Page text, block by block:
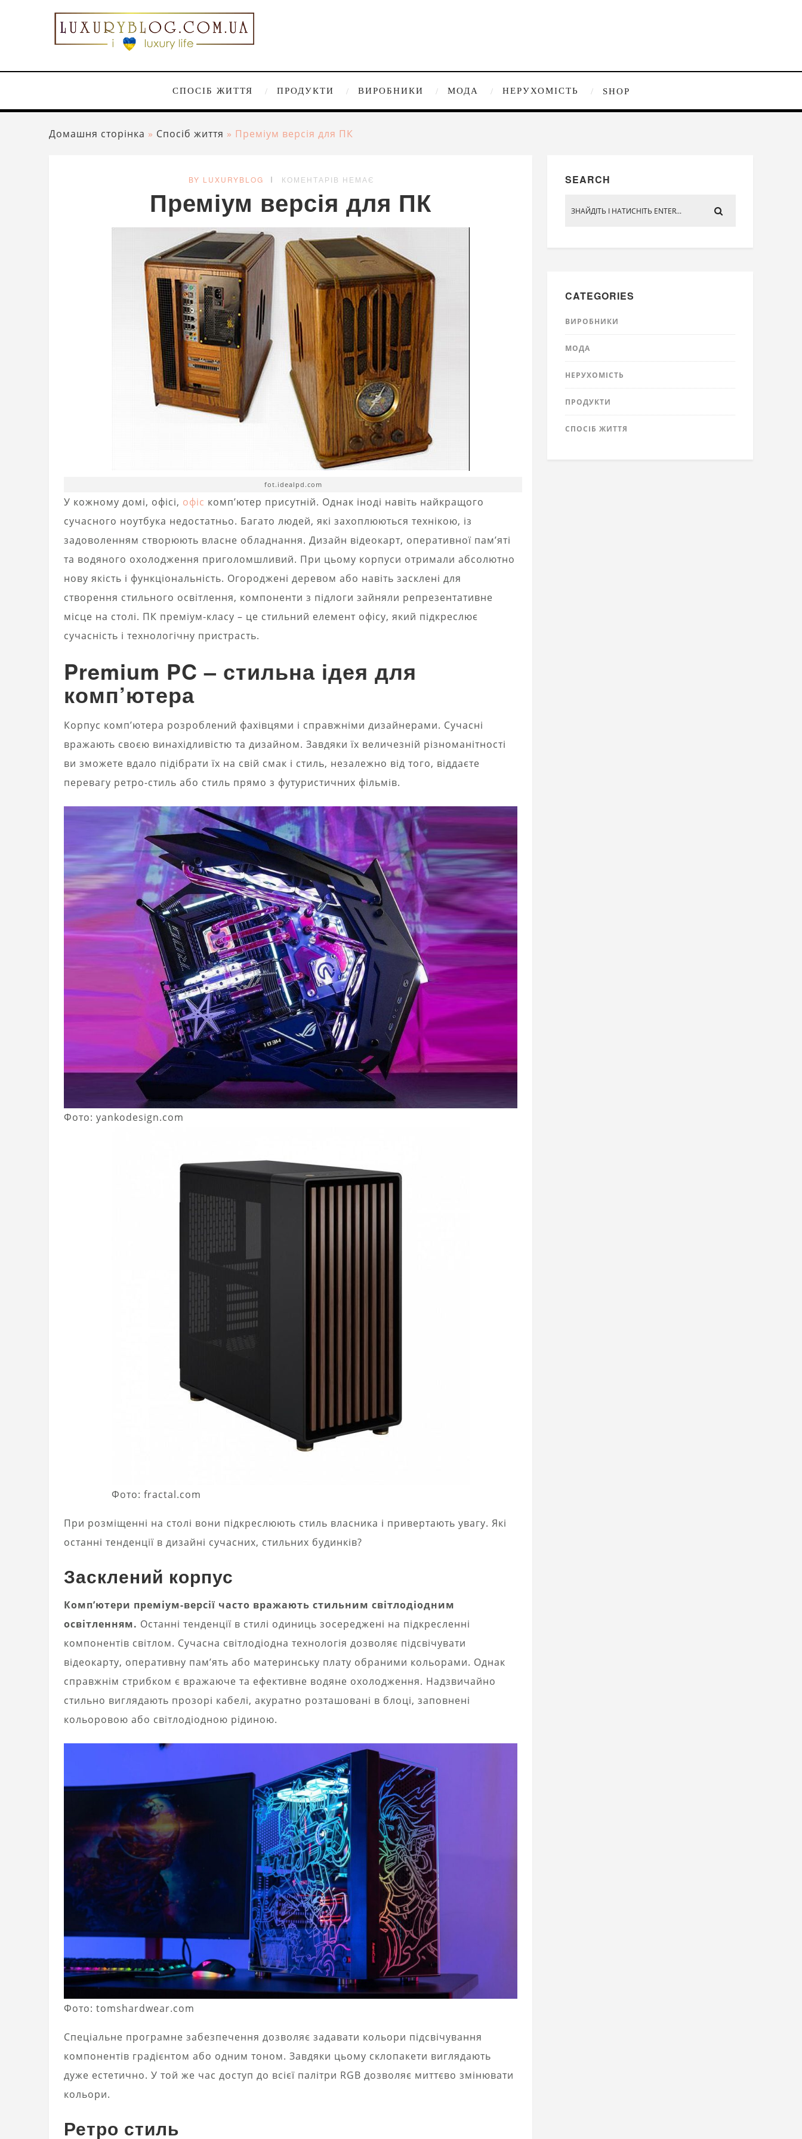
СПОСІБ ЖИТТЯ ПРОДУКТИ ВИРОБНИКИ МОДА НЕРУХОМІСТЬ SHOP
Домашня сторінка » Спосіб життя » Преміум версія для ПК
BY LUXURYBLOG КОМЕНТАРІВ НЕМАЄ
Преміум версія для ПК
fot.idealpd.com
У кожному домі, офісі, офіс комп’ютер присутній. Однак іноді навіть найкращого
сучасного ноутбука недостатньо. Багато людей, які захоплюються технікою, із
задоволенням створюють власне обладнання. Дизайн відеокарт, оперативної пам’яті
та водяного охолодження приголомшливий. При цьому корпуси отримали абсолютно
нову якість і функціональність. Огороджені деревом або навіть засклені для
створення стильного освітлення, компоненти з підлоги зайняли репрезентативне
місце на столі. ПК преміум-класу – це стильний елемент офісу, який підкреслює
сучасність і технологічну пристрасть.
Premium PC – стильна ідея для
комп’ютера
Корпус комп’ютера розроблений фахівцями і справжніми дизайнерами. Сучасні
вражають своєю винахідливістю та дизайном. Завдяки їх величезній різноманітності
ви зможете вдало підібрати їх на свій смак і стиль, незалежно від того, віддаєте
перевагу ретро-стиль або стиль прямо з футуристичних фільмів.
Фото: yankodesign.com
Фото: fractal.com
При розміщенні на столі вони підкреслюють стиль власника і привертають увагу. Які
останні тенденції в дизайні сучасних, стильних будинків?
Засклений корпус
Комп’ютери преміум-версії часто вражають стильним світлодіодним
освітленням. Останні тенденції в стилі одиниць зосереджені на підкресленні
компонентів світлом. Сучасна світлодіодна технологія дозволяє підсвічувати
відеокарту, оперативну пам’ять або материнську плату обраними кольорами. Однак
справжнім стрибком є ​​вражаюче та ефективне водяне охолодження. Надзвичайно
стильно виглядають прозорі кабелі, акуратно розташовані в блоці, заповнені
кольоровою або світлодіодною рідиною.
Фото: tomshardwear.com
Спеціальне програмне забезпечення дозволяє задавати кольори підсвічування
компонентів градієнтом або одним тоном. Завдяки цьому склопакети виглядають
дуже естетично. У той же час доступ до всієї палітри RGB дозволяє миттєво змінювати
кольори.
Ретро стиль
SEARCH
CATEGORIES
ВИРОБНИКИ
МОДА
НЕРУХОМІСТЬ
ПРОДУКТИ
СПОСІБ ЖИТТЯ